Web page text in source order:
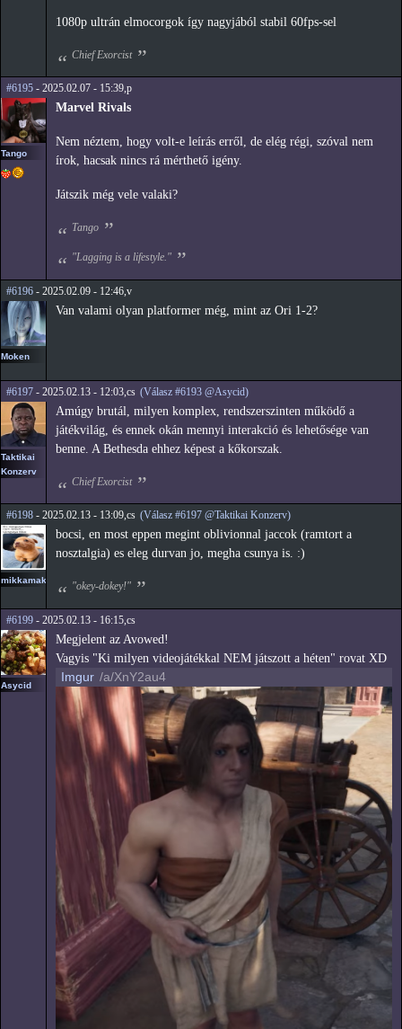
1080p ultrán elmocorgok így nagyjából stabil 60fps-sel
Chief Exorcist
#6195 - 2025.02.07 - 15:39,p
Tango
Marvel Rivals
Nem néztem, hogy volt-e leírás erről, de elég régi, szóval nem
írok, hacsak nincs rá mérthető igény.
Játszik még vele valaki?
Tango
"Lagging is a lifestyle."
#6196 - 2025.02.09 - 12:46,v
Moken
Van valami olyan platformer még, mint az Ori 1-2?
#6197 - 2025.02.13 - 12:03,cs (Válasz #6193 @Asycid)
Taktikai
Konzerv
Amúgy brutál, milyen komplex, rendszerszinten működő a
játékvilág, és ennek okán mennyi interakció és lehetősége van
benne. A Bethesda ehhez képest a kőkorszak.
Chief Exorcist
#6198 - 2025.02.13 - 13:09,cs (Válasz #6197 @Taktikai Konzerv)
mikkamakka
bocsi, en most eppen megint oblivionnal jaccok (ramtort a
nosztalgia) es eleg durvan jo, megha csunya is. :)
"okey-dokey!"
#6199 - 2025.02.13 - 16:15,cs
Asycid
Megjelent az Avowed!
Vagyis "Ki milyen videojátékkal NEM játszott a héten" rovat XD
Imgur /a/XnY2au4